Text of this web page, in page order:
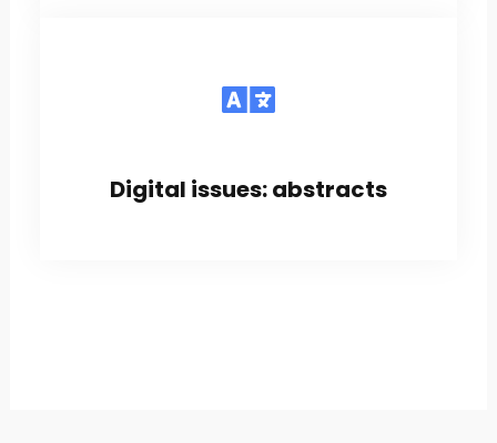
Digital issues: abstracts